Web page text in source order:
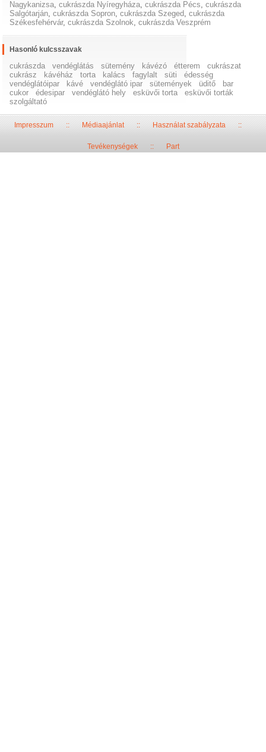
Nagykanizsa ,cukrászda Nyíregyháza ,cukrászda Pécs ,cukrászda
Salgótarján ,cukrászda Sopron ,cukrászda Szeged ,cukrászda
Székesfehérvár,cukrászda Szolnok ,cukrászda Veszprém
Hasonló kulcsszavak
cukrászda vendéglátás sütemény kávézó étterem
cukrászat
cukrász
kávéház torta kalács fagylalt süti
édesség
vendéglátóipar
kávé vendéglátó ipar sütemények üditő
bar
cukor
édesipar vendéglátó hely esküvői torta
esküvői torták
szolgáltató
Impresszum::Médiaajánlat::Használat szabályzata::
Tevékenységek:: Part